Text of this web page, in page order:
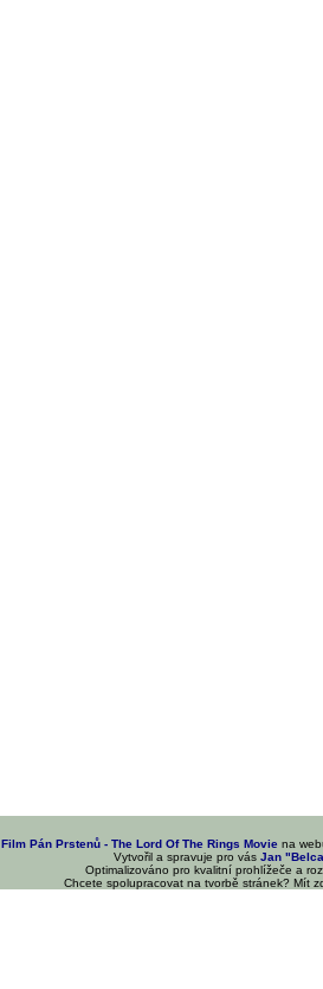
Film Pán Prstenů - The Lord Of The Rings Movie na
Vytvořil a spravuje pro vásJan
Optimalizováno pro kvalitní prohlížeče a
Chcete spolupracovat na tvorbě stránek? Mít